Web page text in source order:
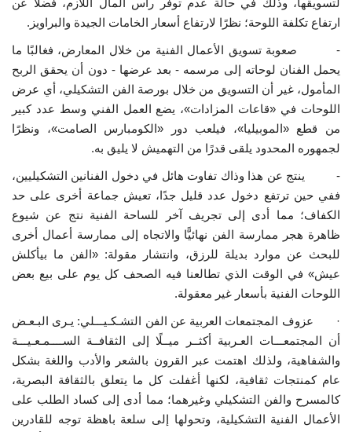
لتسويقها، وذلك في حالة عدم توفر رأس المال اللازم، فضلًا عن
ارتفاع تكلفة اللوحة؛ نظرًا لارتفاع أسعار الخامات الجيدة والبراويز.
- صعوبة تسويق الأعمال الفنية من خلال المعارض، فغالبًا ما
يحمل الفنان لوحاته إلى مرسمه - بعد عرضها - دون أن يحقق الربح
المأمول، غير أن التسويق من خلال بورصة الفن التشكيلي، أي عرض
اللوحات في «قاعات المزادات»، يضع العمل الفني وسط عدد كبير
من قطع «الموبيليا»، فيلعب دور «الكومبارس الصامت»، ونظرًا
لجمهوره المحدود يلقى قدرًا من التهميش لا يليق به.
- ينتج عن هذا وذاك تفاوت هائل في دخول الفنانين التشكيليين،
ففي حين ترتفع دخول عدد قليل جدًا، تعيش جماعة أخرى على حد
الكفاف؛ مما أدى إلى تجريف آخر للساحة الفنية نتج عن شيوع
ظاهرة هجر ممارسة الفن نهائيًّا والاتجاه إلى ممارسة أعمال أخرى
للبحث عن موارد بديلة للرزق، وانتشار مقولة: «الفن ما بيأكلش
عيش» في الوقت الذي تطالعنا فيه الصحف كل يوم على بيع بعض
اللوحات الفنية بأسعار غير معقولة.
· عزوف المجتمعات العربية عن الفن التشـكـيـــلي: يـرى البـعـض
أن المجتمعـــات العـربية أكثــر ميــلًا إلى الثقافــة الســــمـعـيـــة
والشفاهية، ولذلك اهتمت عبر القرون بالشعر والأدب واللغة بشكل
عام كمنتجات ثقافية، لكنها أغفلت كل ما يتعلق بالثقافة البصرية،
كالمسرح والفن التشكيلي وغيرهما؛ مما أدى إلى كساد الطلب على
الأعمال الفنية التشكيلية، وتحولها إلى سلعة باهظة توجه للقادرين